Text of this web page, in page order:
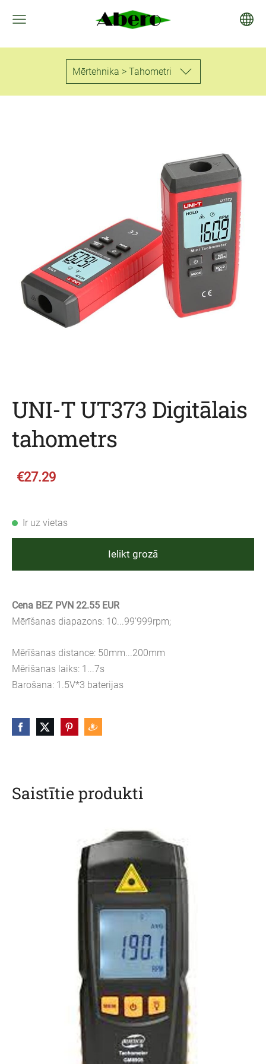
Mērtehnika > Tahometri
UNI-T UT373 Digitālais
tahometrs
€27.29
Ir uz vietas
Ielikt grozā
Cena BEZ PVN 22.55 EUR
Mērīšanas diapazons: 10...99’999rpm;
Mērīšanas distance: 50mm...200mm
Mērišanas laiks: 1...7s
Barošana: 1.5V*3 baterijas
Saistītie produkti